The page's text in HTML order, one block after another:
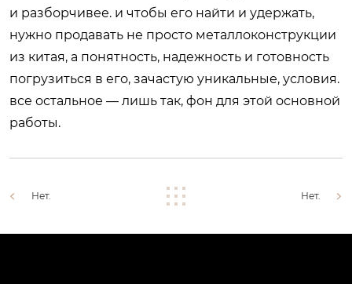
и разборчивее. и чтобы его найти и удержать,
нужно продавать не просто металлоконструкции
из китая, а понятность, надежность и готовность
погрузиться в его, зачастую уникальные, условия.
все остальное — лишь так, фон для этой основной
работы.
Нет. Нет.